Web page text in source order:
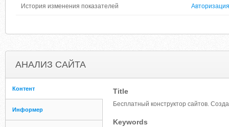
История изменения показателей Авторизация
АНАЛИЗ САЙТА
Контент
Информер
Title
Бесплатный конструктор сайтов.
Keywords